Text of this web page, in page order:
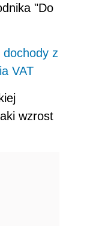
"Do
dochody z
VAT
wzrost